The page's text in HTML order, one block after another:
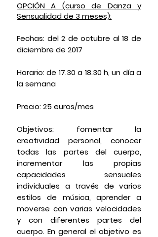
OPCIÓN A (curso de Danza y
Sensualidad de 3 meses):
Fechas: del 2 de octubre al 18 de
diciembre de 2017
Horario:de 17.30 a 18.30 h, un día a
la semana
Precio:25 euros/mes
Objetivos: fomentar la
creatividad personal, conocer
todas las partes del cuerpo,
incrementar las propias
capacidades sensuales
individuales a través de varios
estilos de música, aprender a
moverse con varias velocidades
y con diferentes partes del
cuerpo. En general el objetivo es